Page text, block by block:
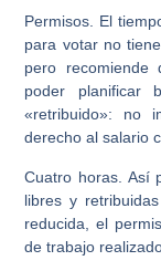
Permisos. El
para votar no
pero recomiende
poder planificar
«retribuido»: no
derecho al salario
Cuatro horas. Así
libres y
reducida, el
de trabajo